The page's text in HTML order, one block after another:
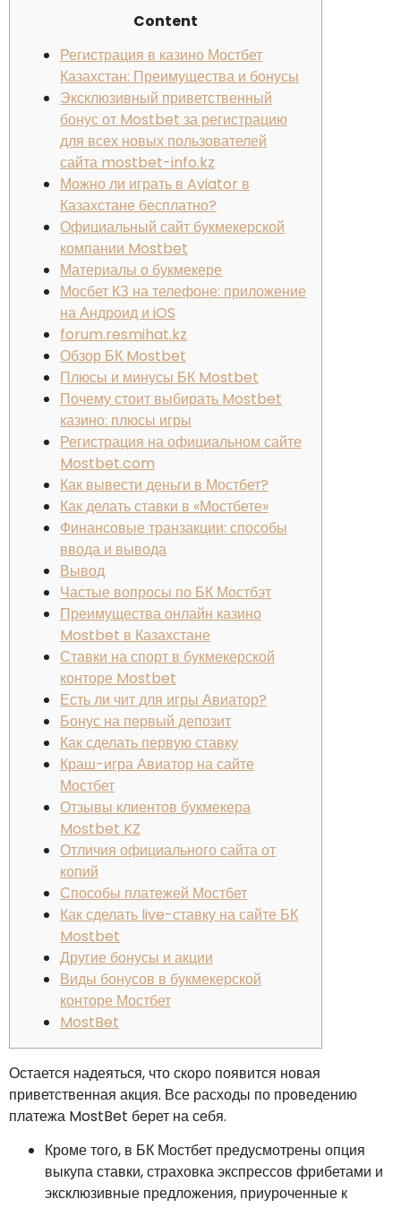
Content
Регистрация в казино Мостбет
Казахстан: Преимущества и бонусы
Эксклюзивный приветственный
бонус от Mostbet за регистрацию
для всех новых пользователей
сайта mostbet-info.kz
Можно ли играть в Aviator в
Казахстане бесплатно?
Официальный сайт букмекерской
компании Mostbet
Материалы о букмекере
Мосбет КЗ на телефоне: приложение
на Андроид и iOS
forum.resmihat.kz
Обзор БК Mostbet
Плюсы и минусы БК Mostbet
Почему стоит выбирать Mostbet
казино: плюсы игры
Регистрация на официальном сайте
Mostbet.com
Как вывести деньги в Мостбет?
Как делать ставки в «Мостбете»
Финансовые транзакции: способы
ввода и вывода
Вывод
Частые вопросы по БК Мостбэт
Преимущества онлайн казино
Mostbet в Казахстане
Ставки на спорт в букмекерской
конторе Mostbet
Есть ли чит для игры Авиатор?
Бонус на первый депозит
Как сделать первую ставку
Краш-игра Авиатор на сайте
Мостбет
Отзывы клиентов букмекера
Mostbet KZ
Отличия официального сайта от
копий
Способы платежей Мостбет
Как сделать live-ставку на сайте БК
Mostbet
Другие бонусы и акции
Виды бонусов в букмекерской
конторе Мостбет
MostBet
Остается надеяться, что скоро появится новая
приветственная акция. Все расходы по проведению
платежа MostBet берет на себя.
Кроме того, в БК Мостбет предусмотрены опция
выкупа ставки, страховка экспрессов фрибетами и
эксклюзивные предложения, приуроченные к